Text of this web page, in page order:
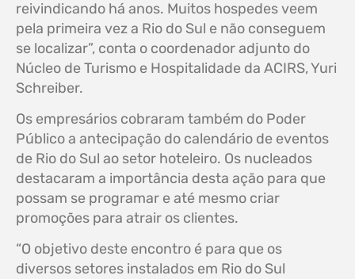
reivindicando há anos. Muitos hospedes veem
pela primeira vez a Rio do Sul e não conseguem
se localizar”, conta o coordenador adjunto do
Núcleo de Turismo e Hospitalidade da ACIRS, Yuri
Schreiber.
Os empresários cobraram também do Poder
Público a antecipação do calendário de eventos
de Rio do Sul ao setor hoteleiro. Os nucleados
destacaram a importância desta ação para que
possam se programar e até mesmo criar
promoções para atrair os clientes.
“O objetivo deste encontro é para que os
diversos setores instalados em Rio do Sul